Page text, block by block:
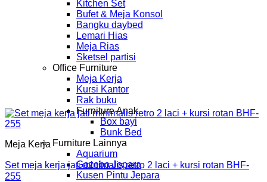
Kitchen Set
Bufet & Meja Konsol
Bangku daybed
Lemari Hias
Meja Rias
Sketsel partisi
Office Furniture
Meja Kerja
Kursi Kantor
Rak buku
Furniture Anak
Box bayi
Bunk Bed
Furniture Lainnya
Aquarium
Gazebo Jepara
Kusen Pintu Jepara
Meja Kerja
Set meja kerja jati minimalis retro 2 laci + kursi rotan BHF-
255